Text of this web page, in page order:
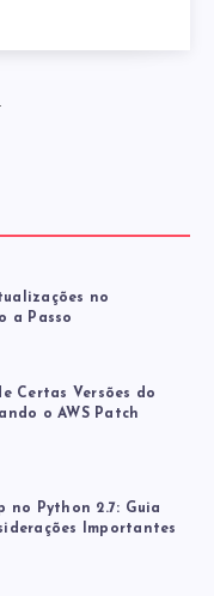
no
a Passo
Certas Versões do
o AWS Patch
no Python 2.7: Guia
Importantes